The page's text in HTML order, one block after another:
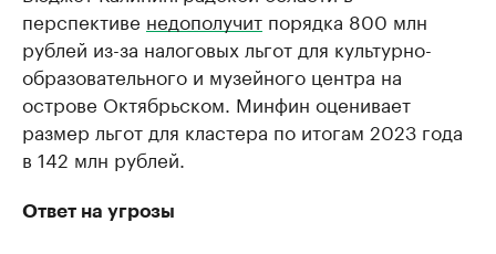
перспективе недополучит порядка 800 млн
рублей из-за налоговых льгот для культурно-
образовательного и музейного центра на
острове Октябрьском. Минфин оценивает
размер льгот для кластера по итогам 2023 года
в 142 млн рублей.
Ответ на угрозы